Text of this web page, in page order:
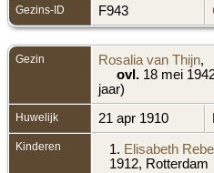
Gezins-ID F943
Gezin Rosalia van Thijn,
ovl. 18 mei
jaar)
Huwelijk 21 apr 1910
Kinderen 1. Elisabeth
1912, Rotterdam